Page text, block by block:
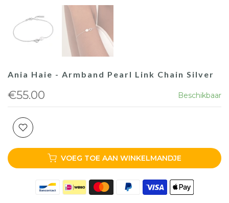
Ania Haie - Armband Pearl Link Chain Silver
€55.00 Beschikbaar
VOEG TOE AAN WINKELMANDJE